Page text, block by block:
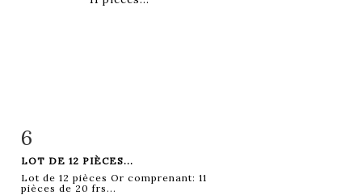
Fiche détaillée
6
LOT DE 12 PIÈCES...
Lot de 12 pièces Or comprenant: 11
pièces de 20 frs...